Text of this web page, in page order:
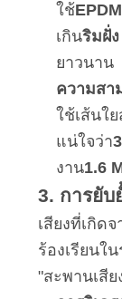
ใช้EPDM
เกินริมฝั่
ยาวนาน
ความสา
ใช้เส้นใ
แน่ใจว่า
งาน1.6
3. การยับ
เสียงที่เกิด
ร้องเรียนใ
"สะพานเสีย